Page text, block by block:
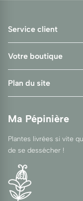
maturité, ou se
Service client
Votre boutique
Plan du site
Ma Pépinière
Plantes livrées si vite
de se dessécher !